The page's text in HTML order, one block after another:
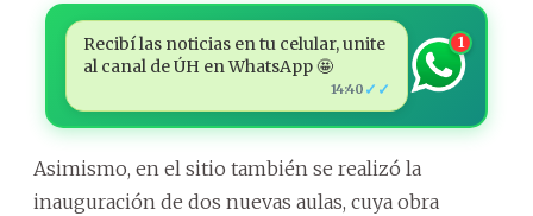
Recibí las noticias en tu celular, unite
al canal de ÚH en WhatsApp 🤩
14:40 ✓✓
1
Asimismo, en el sitio también se realizó la
inauguración de dos nuevas aulas, cuya obra